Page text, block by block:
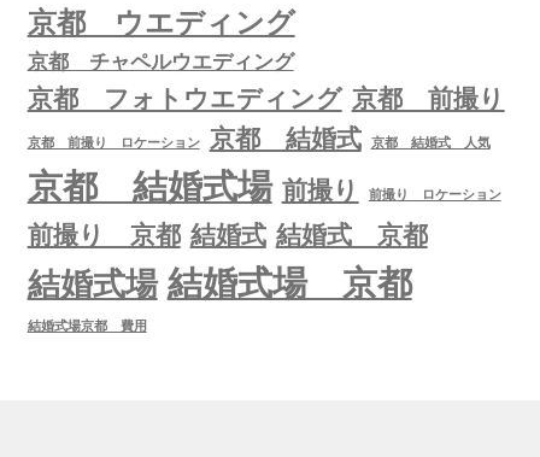
京都 ウエディング
京都 チャペルウエディング
京都 フォトウエディング 京都 前撮り
京都 前撮り ロケーション 京都 結婚式 京都 結婚式 人気
京都 結婚式場 前撮り 前撮り ロケーション
前撮り 京都 結婚式 結婚式 京都
結婚式場 結婚式場 京都
結婚式場京都 費用